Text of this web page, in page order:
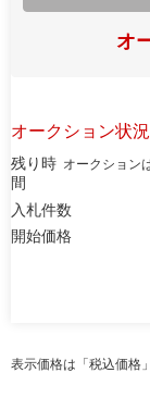
オ
オークション状況
残り時
間
オークション
入札件数
開始価格
表示価格は「税込価格